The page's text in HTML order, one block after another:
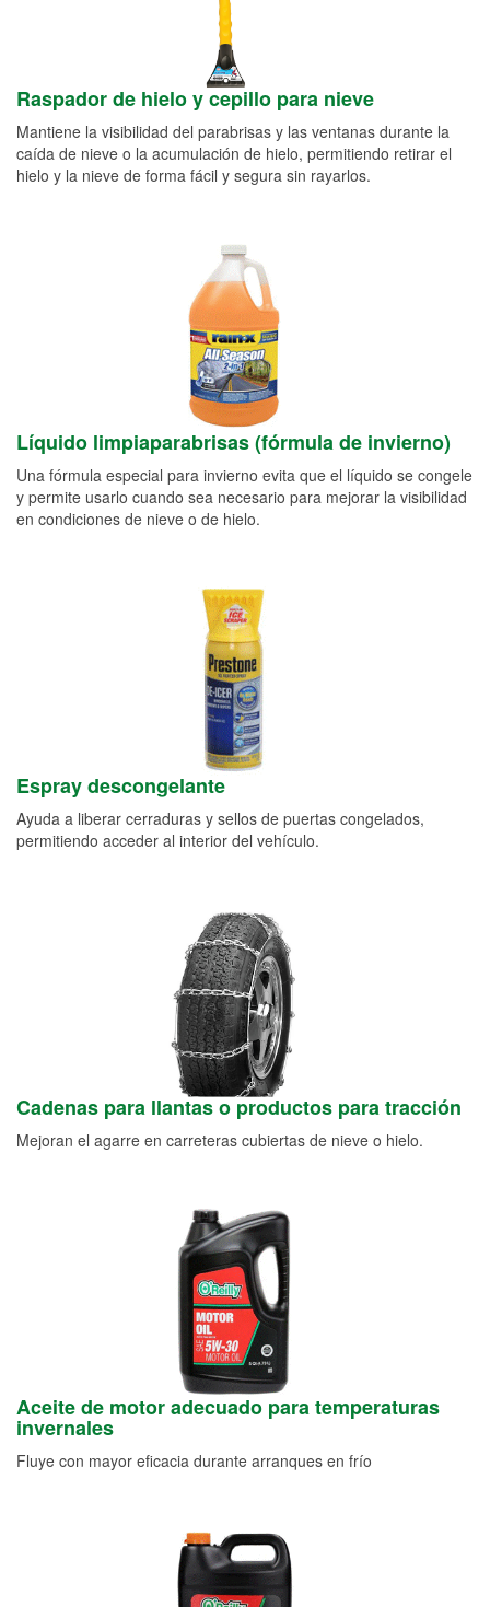
Raspador de hielo y cepillo para nieve
Mantiene la visibilidad del parabrisas y las ventanas durante la
caída de nieve o la acumulación de hielo, permitiendo retirar el
hielo y la nieve de forma fácil y segura sin rayarlos.
Líquido limpiaparabrisas (fórmula de invierno)
Una fórmula especial para invierno evita que el líquido se congele
y permite usarlo cuando sea necesario para mejorar la visibilidad
en condiciones de nieve o de hielo.
Espray descongelante
Ayuda a liberar cerraduras y sellos de puertas congelados,
permitiendo acceder al interior del vehículo.
Cadenas para llantas o productos para tracción
Mejoran el agarre en carreteras cubiertas de nieve o hielo.
Aceite de motor adecuado para temperaturas
invernales
Fluye con mayor eficacia durante arranques en frío